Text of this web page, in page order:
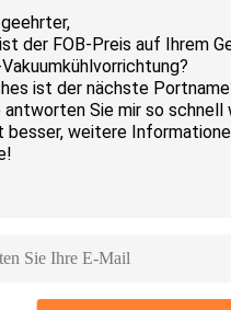
Zu den Wasserdampf in ths
abkühlenden Prozess
Zu die Arbeitsbedingung
steuern und zeigen.
Vorteile
Produktionsausfälle
wirtschaftliches von
Verluste während des
Einsatzbereich
Blattgemüse/Brokkoli/Cauli-
Schnittblumen)
Kirschen etc.)